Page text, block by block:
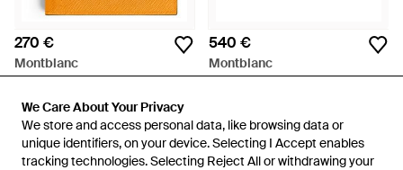
We Care About Your Privacy
We store and access personal data, like browsing data or
unique identifiers, on your device. Selecting I Accept enables
tracking technologies. Selecting Reject All or withdrawing your
We Care About Your Privacy
We store and access personal data, like browsing data or
unique identifiers, on your device. Selecting I Accept enables
tracking technologies. Selecting Reject All or withdrawing your
270 €
Montblanc
Funda Pasaporte de Piel
Sartorial - Naranja
EnMontblanc
540 €
Montblanc
Cartera Continental para 12
Sartorial - Verde